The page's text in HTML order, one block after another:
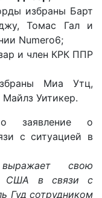
избраны Барт
Томас Гал и
Numero6;
и член КРК ППР
Миа Утц,
Уитикер.
заявление о
с ситуацией в
свою
США в связи с
Гуд сотрудником